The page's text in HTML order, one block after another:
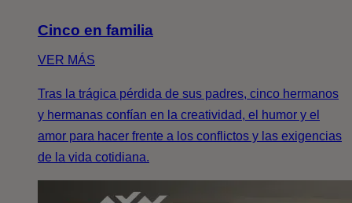
Cinco en familia
VER MÁS
Tras la trágica pérdida de sus padres, cinco hermanos
y hermanas confían en la creatividad, el humor y el
amor para hacer frente a los conflictos y las exigencias
de la vida cotidiana.